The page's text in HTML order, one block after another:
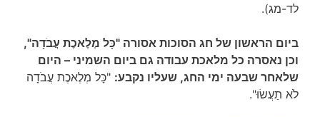
לד-מג).
ביום הראשון של חג הסוכות אסורה "כָּל מְלֶאכֶת עֲבֹדָה",
וכן נאסרה כל מלאכת עבודה גם ביום השמיני – היום
שלאחר שבעה ימי החג, שעליו נקבע: "כָּל מְלֶאכֶת עֲבֹדָה
לֹא תַעֲשׂוּ".